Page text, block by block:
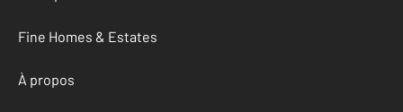
Fine Homes & Estates
À propos